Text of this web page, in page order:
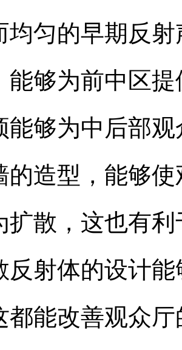
均匀的早期反
能够为前中区
能够为中后部
的造型，能够
扩散，这也有
反射体的设计
都能改善观众